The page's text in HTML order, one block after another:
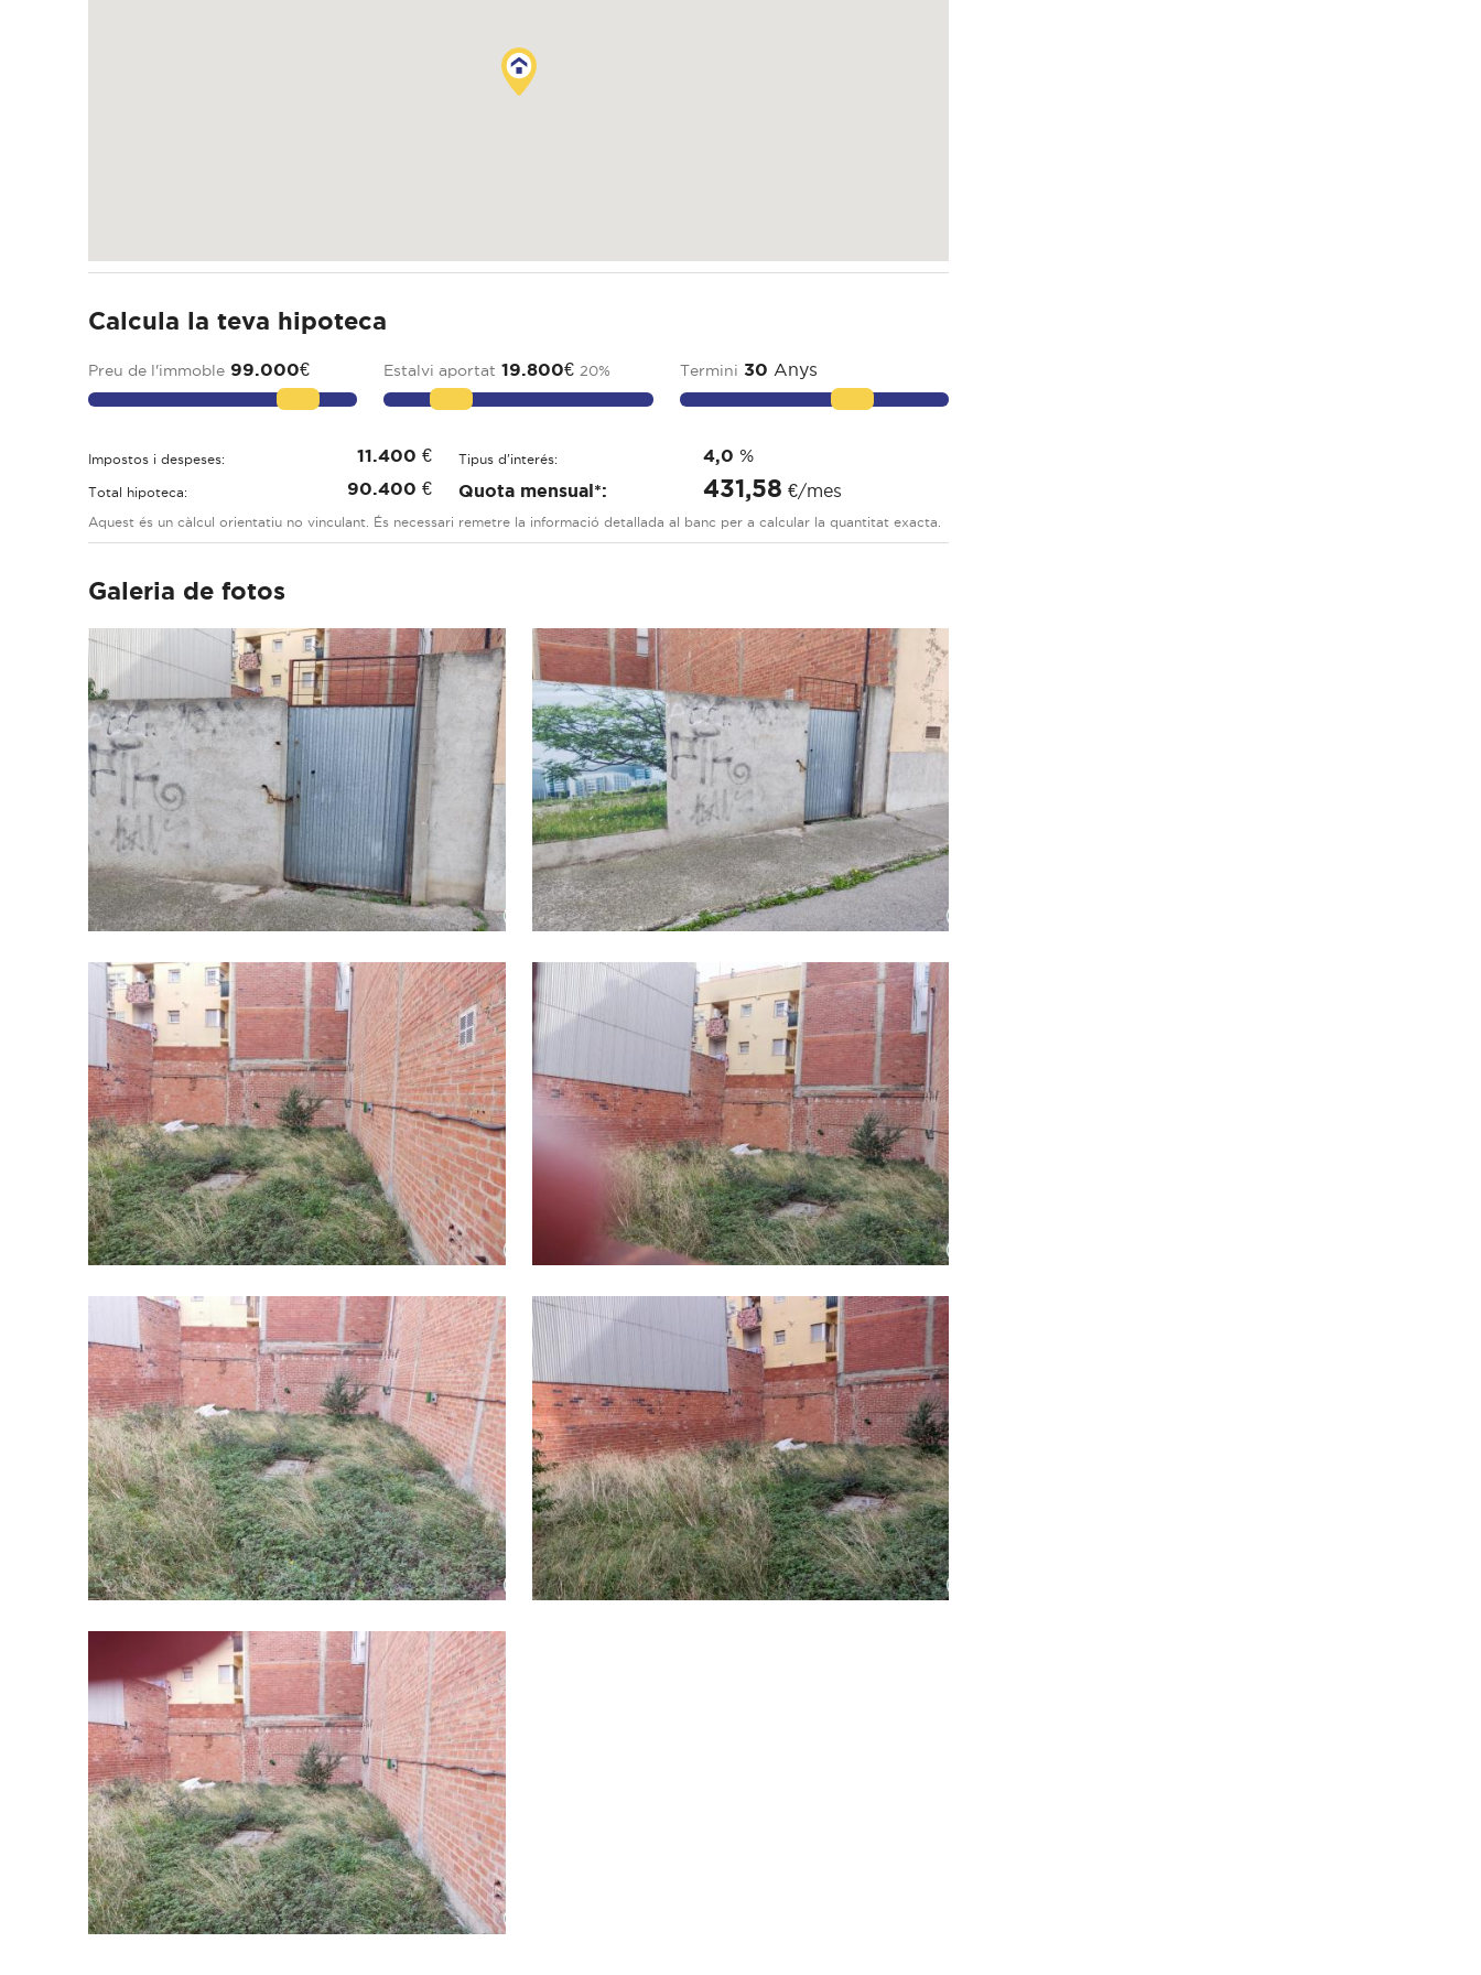
Calcula la teva hipoteca
Preu de l'immoble 99.000€ Estalvi aportat 19.800€ 20% Termini 30 Anys
Impostos i despeses: 11.400 €
Total hipoteca: 90.400 €
Tipus d'interés: 4,0 %
Quota mensual*:
431,58 €/mes
Aquest és un càlcul orientatiu no vinculant. És necessari remetre la informació detallada al banc per a calcular la quantitat exacta.
Galeria de fotos